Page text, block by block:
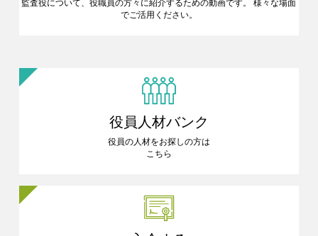
監査役について、役職員の方々に紹介するための動画です。
様々な場面
でご活用ください。
役員人材バンク
役員の人材をお探しの方は
こちら